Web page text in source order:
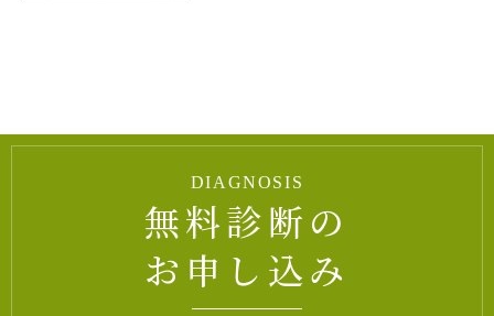
DIAGNOSIS
無料診断の
お申し込み